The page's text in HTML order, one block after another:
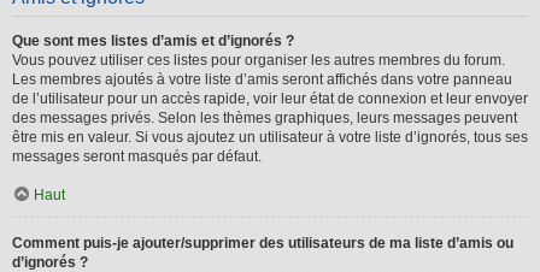
Que sont mes listes d’amis et d’ignorés ?
Vous pouvez utiliser ces listes pour organiser les autres membres du forum.
Les membres ajoutés à votre liste d’amis seront affichés dans votre panneau
de l’utilisateur pour un accès rapide, voir leur état de connexion et leur envoyer
des messages privés. Selon les thèmes graphiques, leurs messages peuvent
être mis en valeur. Si vous ajoutez un utilisateur à votre liste d’ignorés, tous ses
messages seront masqués par défaut.
Haut
Comment puis-je ajouter/supprimer des utilisateurs de ma liste d’amis ou
d’ignorés ?